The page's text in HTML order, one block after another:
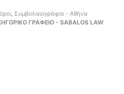
Συμβολαιογράφοι - Αθήνα
ΓΡΑΦΕΙΟ - SABALOS LAW